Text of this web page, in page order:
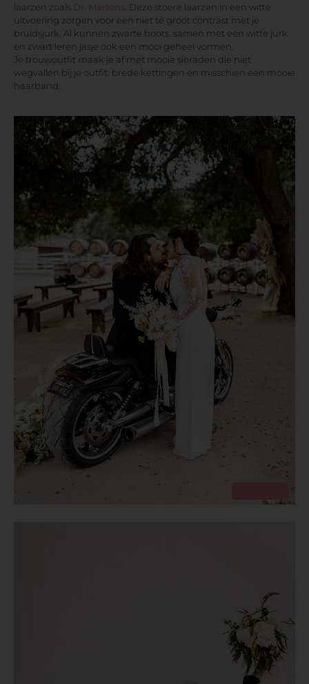
laarzen zoals
Dr. Martens
Deze stoere laarzen in een witte
uitvoering zorgen voor een niet té groot contrast met je
bruidsjurk. Al kunnen zwarte boots, samen met een witte jurk
en zwart leren jasje ook een mooi geheel vormen.
Je trouwoutfit maak je af met mooie sieraden die niet
wegvallen bij je outfit: brede kettingen en misschien een mooie
haarband.